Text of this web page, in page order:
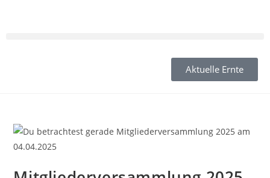
Aktuelle Ernte